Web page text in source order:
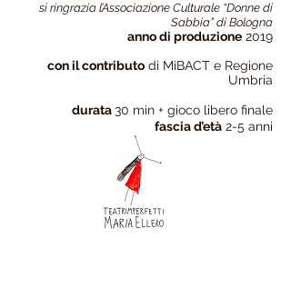
si ringrazia l’Associazione Culturale “Donne di
Sabbia” di Bologna
anno di produzione 2019
con il contributo di MiBACT e Regione
Umbria
durata30 min + gioco libero finale
fascia d’età 2-5 anni